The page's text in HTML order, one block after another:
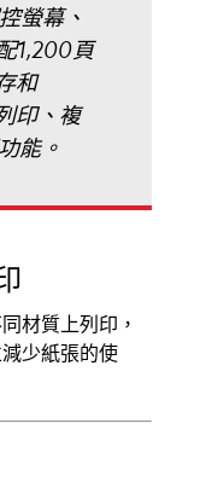
螢幕、
1,200頁
和
印、複
能。
材質上列印，
少紙張的使